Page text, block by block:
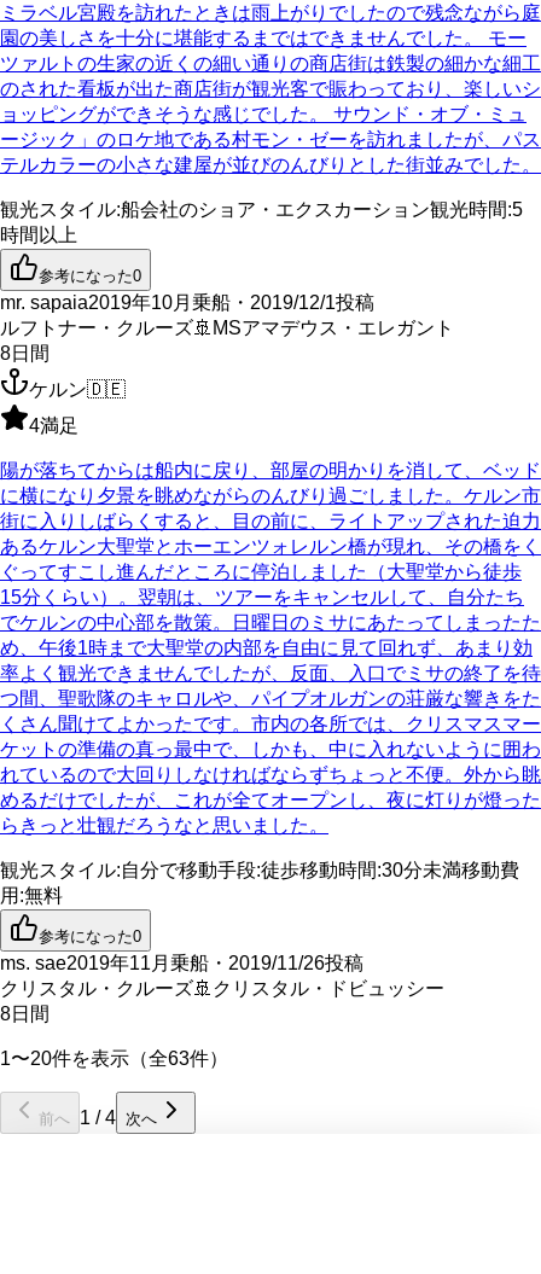
ミラベル宮殿を訪れたときは雨上がりでしたので残念ながら庭
園の美しさを十分に堪能するまではできませんでした。 モー
ツァルトの生家の近くの細い通りの商店街は鉄製の細かな細工
のされた看板が出た商店街が観光客で賑わっており、楽しいシ
ョッピングができそうな感じでした。 サウンド・オブ・ミュ
ージック」のロケ地である村モン・ゼーを訪れましたが、パス
テルカラーの小さな建屋が並びのんびりとした街並みでした。
観光スタイル:船会社のショア・エクスカーション観光時間:5
時間以上
参考になった0
mr. sapaia2019年10月乗船・2019/12/1投稿
ルフトナー・クルーズ🚢 MSアマデウス・エレガント
8日間
ケルン🇩🇪
4満足
陽が落ちてからは船内に戻り、部屋の明かりを消して、ベッド
に横になり夕景を眺めながらのんびり過ごしました。ケルン市
街に入りしばらくすると、目の前に、ライトアップされた迫力
あるケルン大聖堂とホーエンツォレルン橋が現れ、その橋をく
ぐってすこし進んだところに停泊しました（大聖堂から徒歩
15分くらい）。翌朝は、ツアーをキャンセルして、自分たち
でケルンの中心部を散策。日曜日のミサにあたってしまったた
め、午後1時まで大聖堂の内部を自由に見て回れず、あまり効
率よく観光できませんでしたが、反面、入口でミサの終了を待
つ間、聖歌隊のキャロルや、パイプオルガンの荘厳な響きをた
くさん聞けてよかったです。市内の各所では、クリスマスマー
ケットの準備の真っ最中で、しかも、中に入れないように囲わ
れているので大回りしなければならずちょっと不便。外から眺
めるだけでしたが、これが全てオープンし、夜に灯りが燈った
らきっと壮観だろうなと思いました。
観光スタイル:自分で移動手段:徒歩移動時間:30分未満移動費
用 :無料
参考になった0
ms. sae2019年11月乗船・2019/11/26投稿
クリスタル・クルーズ🚢 クリスタル・ドビュッシー
8日間
1〜20件を表示（全63件）
前へ 1 /4 次へ